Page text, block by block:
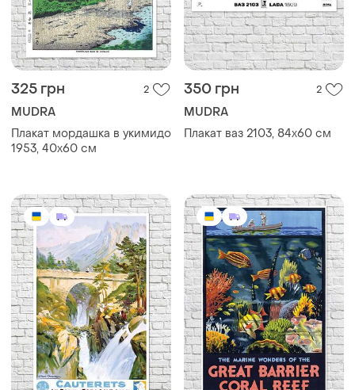
325 грн 2
MUDRA
Плакат мордашка в укимидо
1953, 40x60 см
350 грн 2
MUDRA
Плакат ваз 2103, 84х60 см